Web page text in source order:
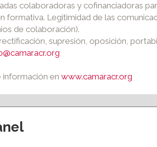
colaboradoras y cofinanciadoras
formativa. Legitimidad de las
de colaboración).
supresión, oposición,
información en www.camaracr.org
eventos